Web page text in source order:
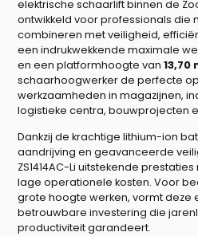
elektrische schaarlift binnen de
ontwikkeld voor professionals die
combineren met veiligheid,
een indrukwekkende maximale
en een platformhoogte van13,70
schaarhoogwerker de perfecte
werkzaamheden in magazijnen,
logistieke centra, bouwprojecten
Dankzij de krachtige lithium-ion
aandrijving en geavanceerde
ZS1414AC-Li uitstekende
lage operationele kosten. Voor
grote hoogte werken, vormt deze
betrouwbare investering die
productiviteit garandeert.